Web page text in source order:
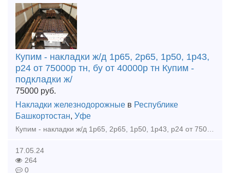
Купим - накладки ж/д 1р65, 2р65, 1р50, 1р43,
р24 от 75000р тн, бу от 40000р тн Купим -
подкладки ж/
75000 руб.
Накладки железнодорожные в Республике
Башкортостан, Уфе
Купим - накладки ж/д 1р65, 2р65, 1р50, 1р43, р24 от 75000р тн, бу от 40000р тн Купим - подкладки ж/д кб65, кд65, кб50, кд50, дн6-65, д65 от 80000р тн, бу от 35000р тн Купим - рельсы р65, р50, р4
17.05.24
264
0